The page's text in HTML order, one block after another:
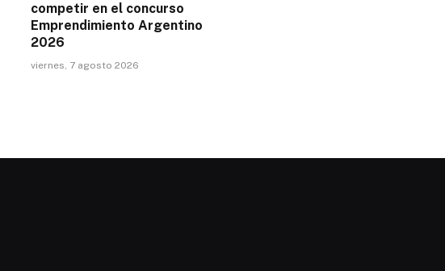
competir en el concurso
Emprendimiento Argentino
2026
viernes, 7 agosto 2026